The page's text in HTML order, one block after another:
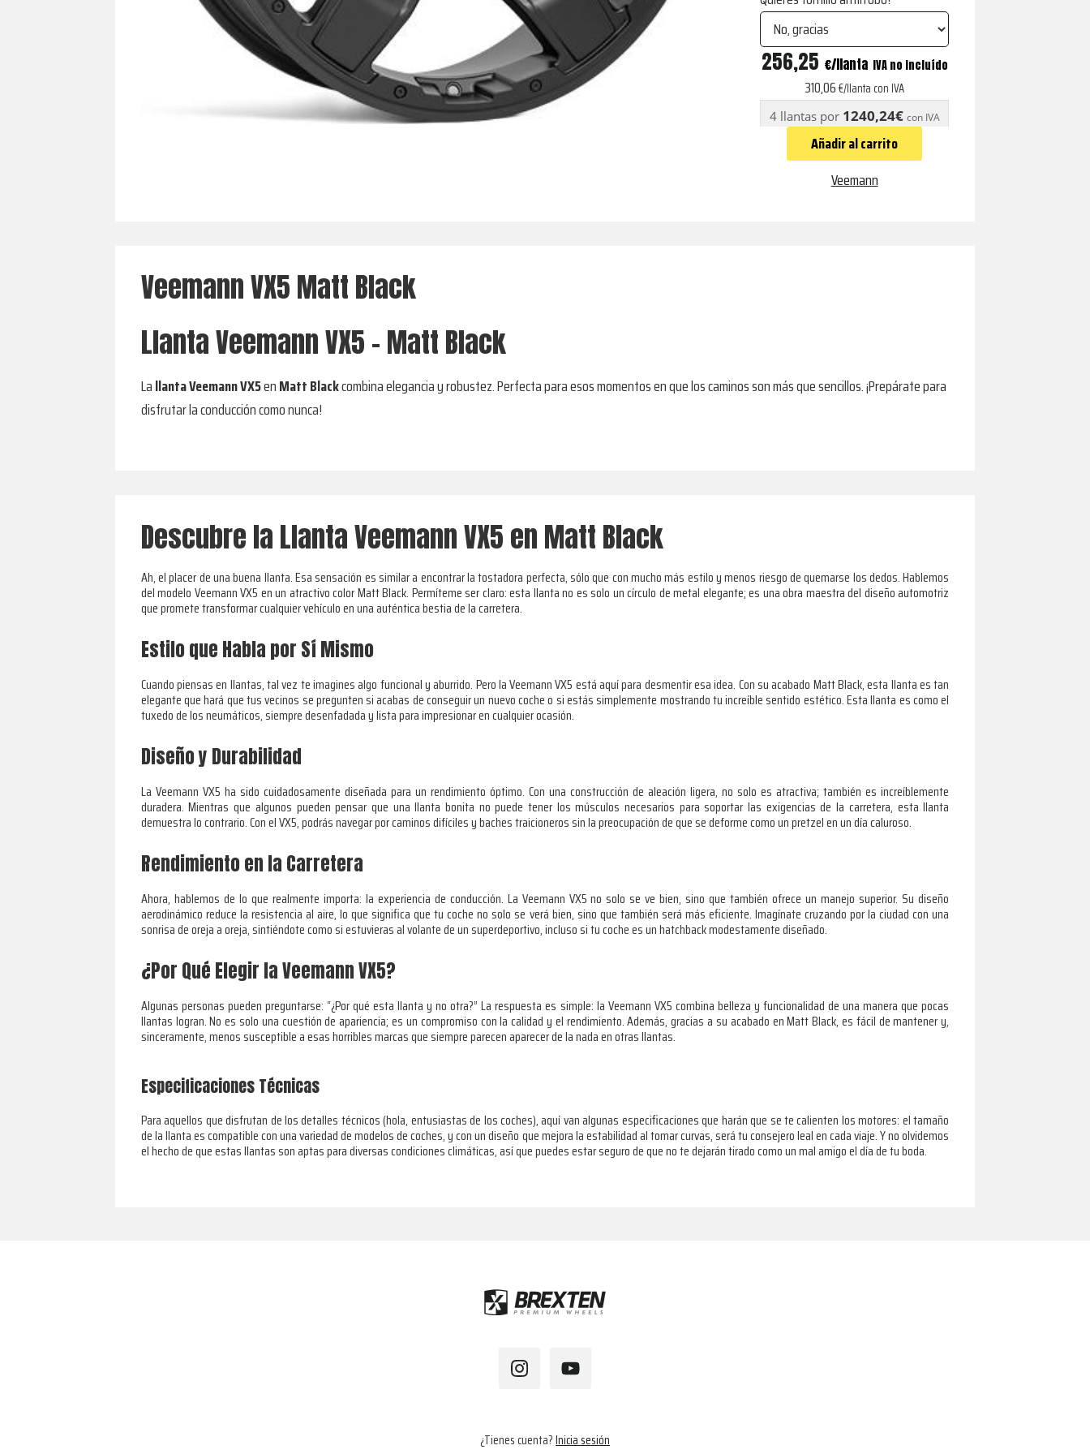
VX5
Black
cantidad
256,25 € IVA no incluído
310,06€/llanta con IVA
4 llantas por 1240,24€ con IVA
Añadir al carrito
Veemann
Veemann VX5 Matt Black
Llanta Veemann VX5 - Matt Black
Lallanta Veemann VX5enMatt Blackcombina elegancia y robustez. Perfecta para esos momentos en que los caminos son más que sencillos. ¡Prepárate para
disfrutar la conducción como nunca!
Descubre la Llanta Veemann VX5 en Matt Black
Ah, el placer de una buena llanta. Esa sensación es similar a encontrar la tostadora perfecta, sólo que con mucho más estilo y menos riesgo de quemarse los dedos. Hablemos
del modelo Veemann VX5 en un atractivo color Matt Black. Permíteme ser claro: esta llanta no es solo un círculo de metal elegante; es una obra maestra del diseño automotriz
que promete transformar cualquier vehículo en una auténtica bestia de la carretera.
Estilo que Habla por Sí Mismo
Cuando piensas en llantas, tal vez te imagines algo funcional y aburrido. Pero la Veemann VX5 está aquí para desmentir esa idea. Con su acabado Matt Black, esta llanta es tan
elegante que hará que tus vecinos se pregunten si acabas de conseguir un nuevo coche o si estás simplemente mostrando tu increíble sentido estético. Esta llanta es como el
tuxedo de los neumáticos, siempre desenfadada y lista para impresionar en cualquier ocasión.
Diseño y Durabilidad
La Veemann VX5 ha sido cuidadosamente diseñada para un rendimiento óptimo. Con una construcción de aleación ligera, no solo es atractiva; también es increíblemente
duradera. Mientras que algunos pueden pensar que una llanta bonita no puede tener los músculos necesarios para soportar las exigencias de la carretera, esta llanta
demuestra lo contrario. Con el VX5, podrás navegar por caminos difíciles y baches traicioneros sin la preocupación de que se deforme como un pretzel en un día caluroso.
Rendimiento en la Carretera
Ahora, hablemos de lo que realmente importa: la experiencia de conducción. La Veemann VX5 no solo se ve bien, sino que también ofrece un manejo superior. Su diseño
aerodinámico reduce la resistencia al aire, lo que significa que tu coche no solo se verá bien, sino que también será más eficiente. Imagínate cruzando por la ciudad con una
sonrisa de oreja a oreja, sintiéndote como si estuvieras al volante de un superdeportivo, incluso si tu coche es un hatchback modestamente diseñado.
¿Por Qué Elegir la Veemann VX5?
Algunas personas pueden preguntarse: “¿Por qué esta llanta y no otra?” La respuesta es simple: la Veemann VX5 combina belleza y funcionalidad de una manera que pocas
llantas logran. No es solo una cuestión de apariencia; es un compromiso con la calidad y el rendimiento. Además, gracias a su acabado en Matt Black, es fácil de mantener y,
sinceramente, menos susceptible a esas horribles marcas que siempre parecen aparecer de la nada en otras llantas.
Especificaciones Técnicas
Para aquellos que disfrutan de los detalles técnicos (hola, entusiastas de los coches), aquí van algunas especificaciones que harán que se te calienten los motores: el tamaño
de la llanta es compatible con una variedad de modelos de coches, y con un diseño que mejora la estabilidad al tomar curvas, será tu consejero leal en cada viaje. Y no olvidemos
el hecho de que estas llantas son aptas para diversas condiciones climáticas, así que puedes estar seguro de que no te dejarán tirado como un mal amigo el día de tu boda.
¿Tienes cuenta?Inicia sesión